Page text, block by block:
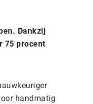
Dankzij
75 procent
handmatig